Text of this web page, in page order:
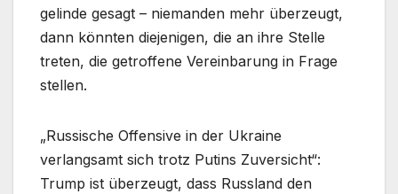
gelinde gesagt – niemanden mehr überzeugt,
dann könnten diejenigen, die an ihre Stelle
treten, die getroffene Vereinbarung in Frage
stellen.
„Russische Offensive in der Ukraine
verlangsamt sich trotz Putins Zuversicht“:
Trump ist überzeugt, dass Russland den